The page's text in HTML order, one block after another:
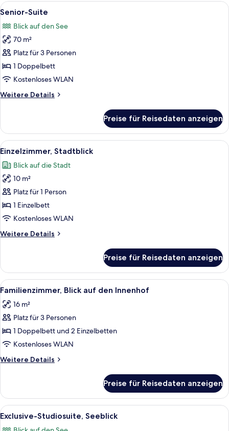
Alle
Fotos
für
Senior-
Suite
anzeigen
Ein modernes Hotelzimmer mit
14
Senior-Suite
Blick auf den See
70 m²
Platz für 3 Personen
1 Doppelbett
Kostenloses WLAN
Weitere Details
Weitere
Suite
Preise für Reisedaten anzeigen
Alle
Fotos
für
Einzelzimmer,
Stadtblick
anzeigen
Ein Schlafzimmer mit Bett,
18
Einzelzimmer, Stadtblick
Blick auf die Stadt
10 m²
Platz für 1 Person
1 Einzelbett
Kostenloses WLAN
Weitere Details
Weitere
Stadtblick
Preise für Reisedaten anzeigen
Alle
Fotos
für
Familienzimmer,
Blick
auf
den
Innenhof
Ein Zimmer mit einem Bett, einem
14
Familienzimmer, Blick auf den Innenhof
16 m²
Platz für 3 Personen
1 Doppelbett und 2 Einzelbetten
Kostenloses WLAN
Weitere Details
Weitere
Blick
auf
den
Preise für Reisedaten anzeigen
Alle
Fotos
Ein modernes Hotelzimmer mit
3
Exclusive-Studiosuite, Seeblick